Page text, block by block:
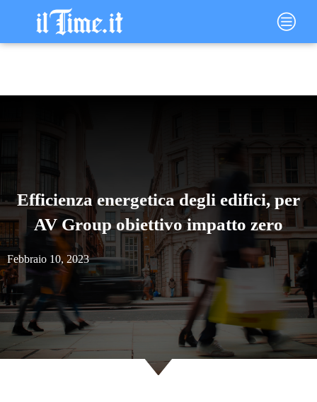
contenuto
Main
Menu
Efficienza energetica degli edifici, per
AV Group obiettivo impatto zero
Febbraio 10, 2023